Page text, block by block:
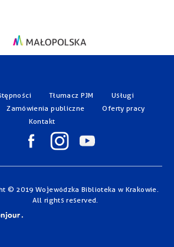
Tłumacz PJM
Usługi
Zamówienia publiczne
Oferty pracy
Kontakt
© 2019 Wojewódzka Biblioteka w Krakowie.
All rights reserved.